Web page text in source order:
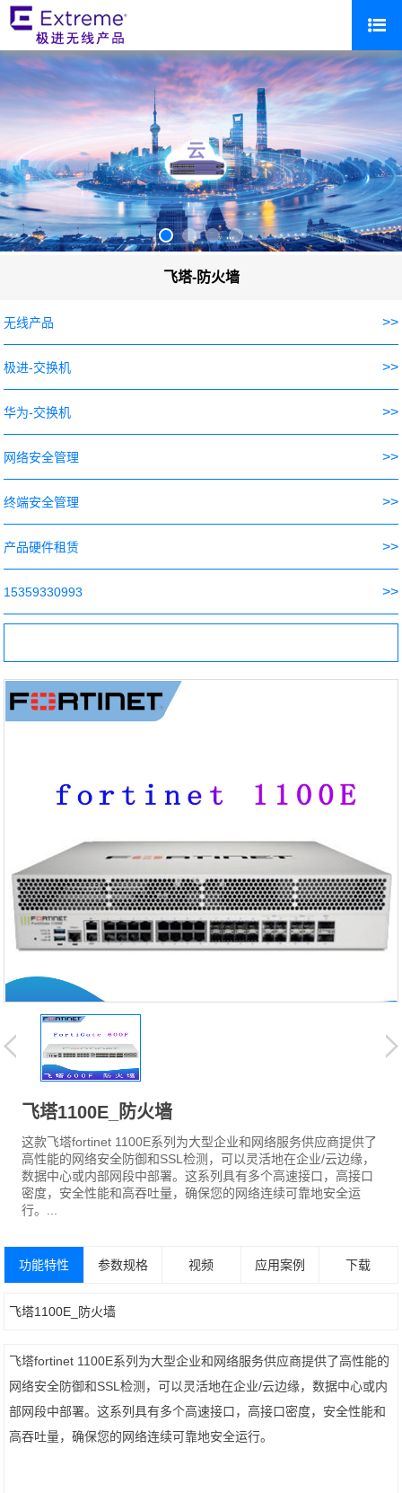
飞塔-防火墙
无线产品 >>
极进-交换机 >>
华为-交换机 >>
网络安全管理 >>
终端安全管理 >>
产品硬件租赁 >>
15359330993 >>
飞塔1100E_防火墙
这款飞塔fortinet 1100E系列为大型企业和网络服务供应商提供了
高性能的网络安全防御和SSL检测，可以灵活地在企业/云边缘，
数据中心或内部网段中部署。这系列具有多个高速接口，高接口
密度，安全性能和高吞吐量，确保您的网络连续可靠地安全运
行。...
功能特性 参数规格 视频 应用案例 下载
飞塔1100E_防火墙
飞塔fortinet 1100E系列为大型企业和网络服务供应商提供了高性能的
网络安全防御和SSL检测，可以灵活地在企业/云边缘，数据中心或内
部网段中部署。这系列具有多个高速接口，高接口密度，安全性能和
高吞吐量，确保您的网络连续可靠地安全运行。